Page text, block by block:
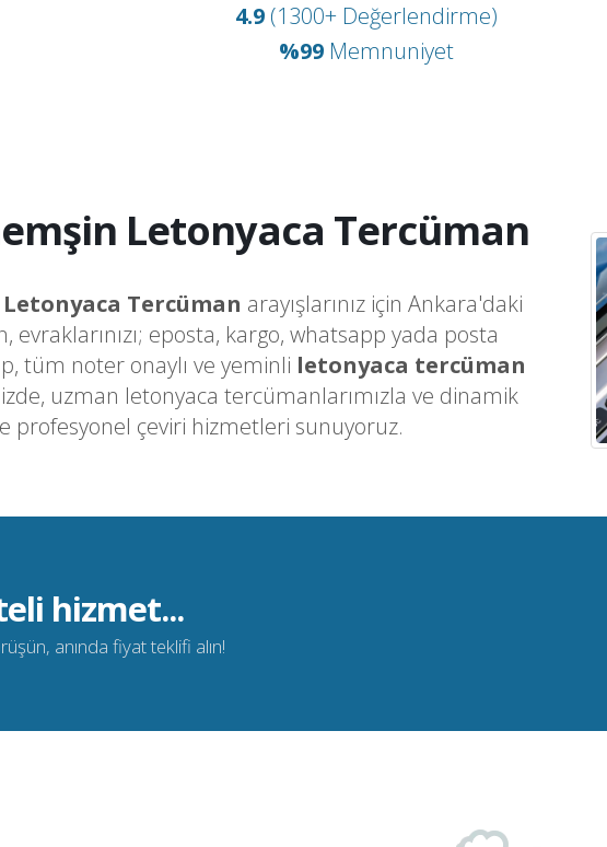
4.9 (1300+ Değerlendirme)
%99 Memnuniyet
Letonyaca Tercüman
Tercüman arayışlarınız için Ankara'daki
evraklarınızı; eposta, kargo, whatsapp yada posta
tüm noter onaylı ve yeminli letonyaca tercüman
uzman letonyaca tercümanlarımızla ve dinamik
profesyonel çeviri hizmetleri sunuyoruz.
hizmet...
anında fiyat teklifi alın!